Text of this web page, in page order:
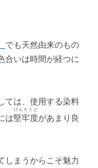
でも天然由来のもの
合いは時間が経つに
ては、使用する染料
は堅牢度
けんろうど
があまり良
しまうからこそ魅力